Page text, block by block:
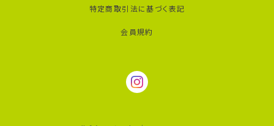
特定商取引法に基づく表記
会員規約